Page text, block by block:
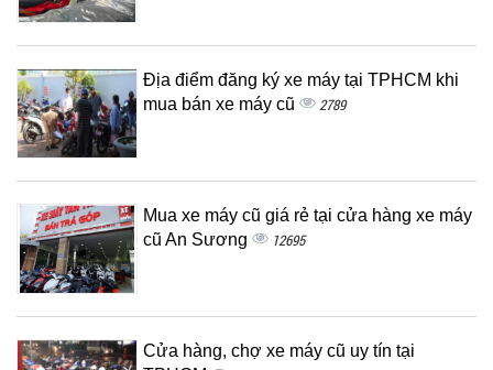
Địa điểm đăng ký xe máy tại TPHCM khi
mua bán xe máy cũ
2789
Mua xe máy cũ giá rẻ tại cửa hàng xe máy
cũ An Sương
12695
Cửa hàng, chợ xe máy cũ uy tín tại